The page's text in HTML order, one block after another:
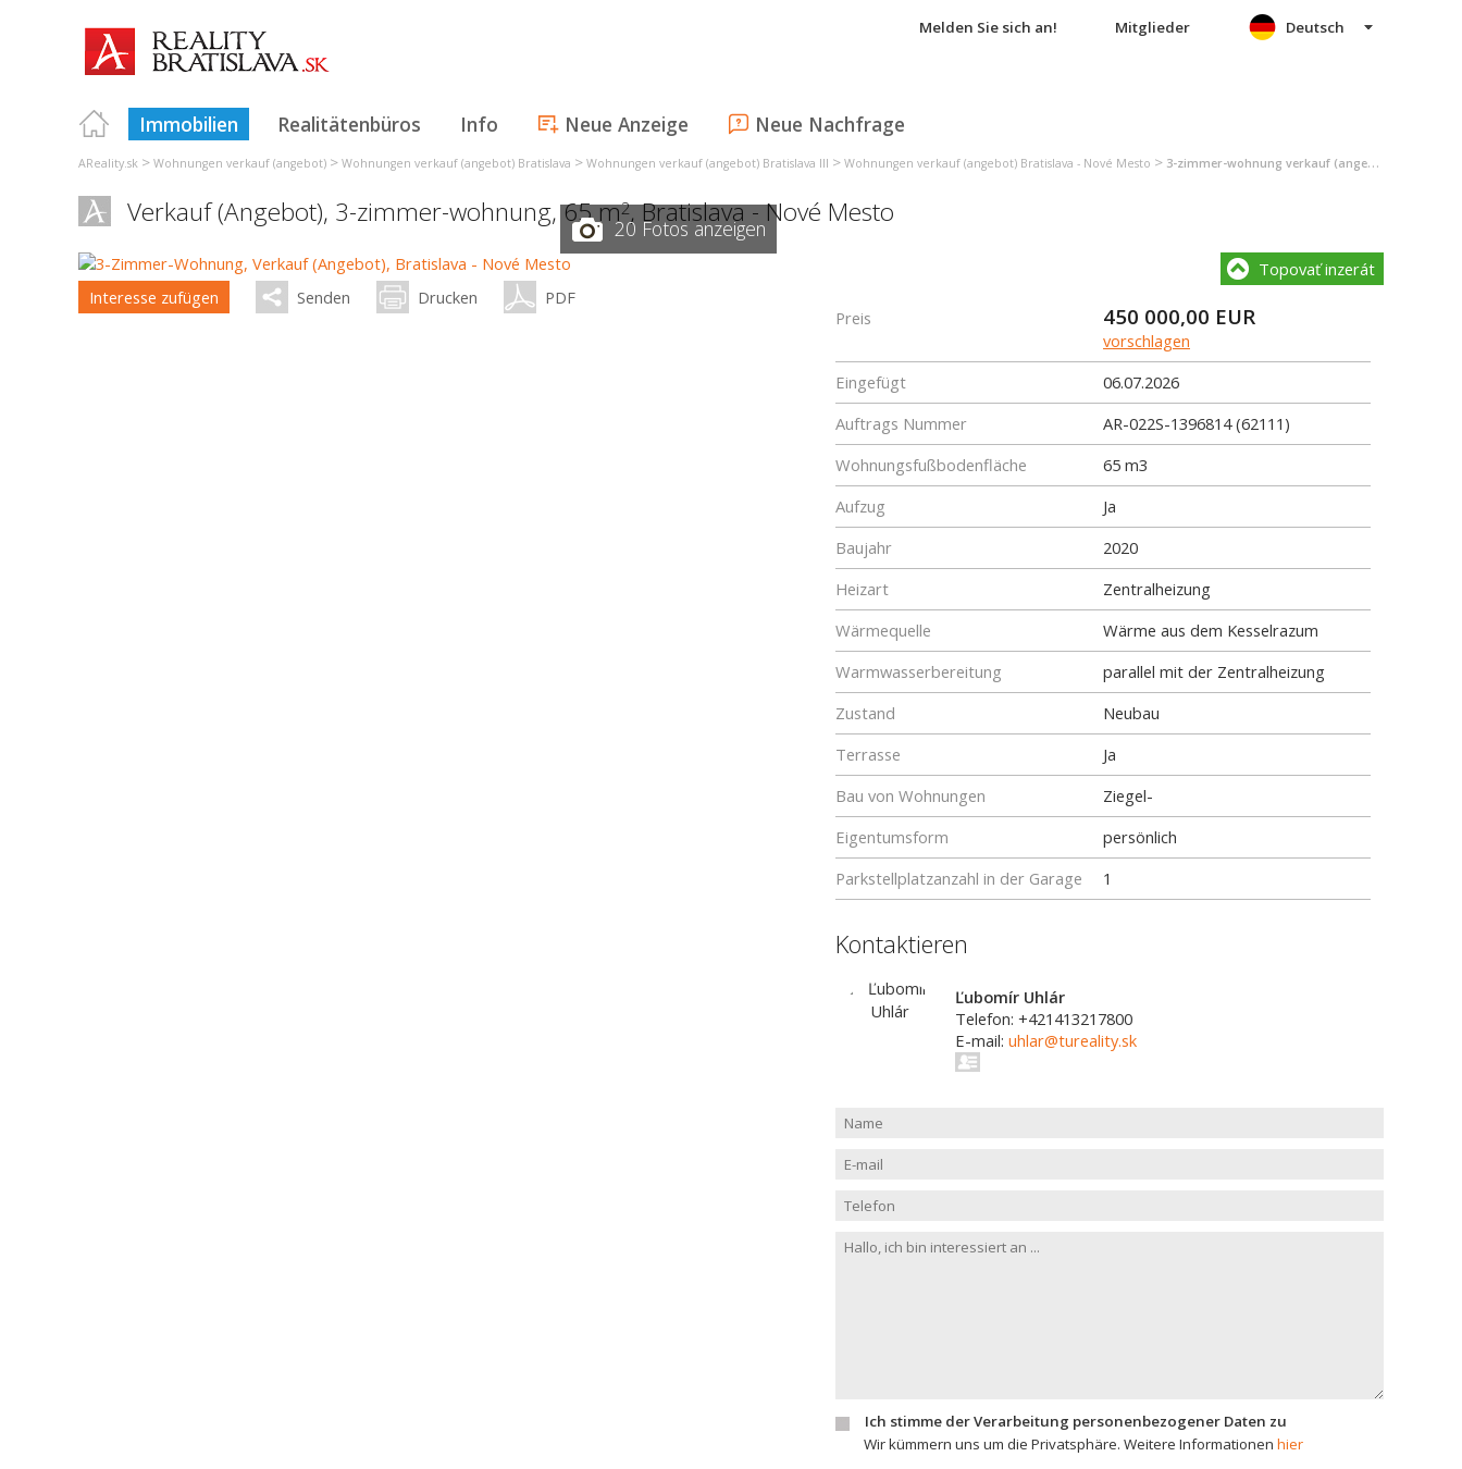
Melden Sie sich an! Mitglieder
Immobilien Realitätenbüros Info Neue Anzeige Neue Nachfrage
Deutsch
AReality.sk > Wohnungen verkauf (angebot) > Wohnungen verkauf (angebot) Bratislava > Wohnungen verkauf (angebot) Bratislava III > Wohnungen verkauf (angebot) Bratislava - Nové Mesto > 3-zimmer-wohnung verkauf (angebot) Bratislava - Nové Mesto
Verkauf (Angebot), 3-zimmer-wohnung, 65 m2,Bratislava - Nové Mesto
20 Fotos anzeigen
Interesse zufügen Senden Drucken PDF
Topovať inzerát
Preis 450 000,00 EUR
vorschlagen
Eingefügt
06.07.2026
Auftrags Nummer
AR-022S-1396814 (62111)
Wohnungsfußbodenfläche
65 m3
Aufzug
Ja
Baujahr
2020
Heizart
Zentralheizung
Wärmequelle
Wärme aus dem Kesselrazum
Warmwasserbereitung
parallel mit der Zentralheizung
Zustand
Neubau
Terrasse
Ja
Bau von Wohnungen
Ziegel-
Eigentumsform
persönlich
Parkstellplatzanzahl in der Garage
1
Kontaktieren
Ľubomír Uhlár
Telefon: +421413217800
E-mail: uhlar@tureality.sk
Ich stimme der Verarbeitung personenbezogener Daten zu
Wir kümmern uns um die Privatsphäre. Weitere Informationen hier